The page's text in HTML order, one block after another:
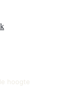
hoogte